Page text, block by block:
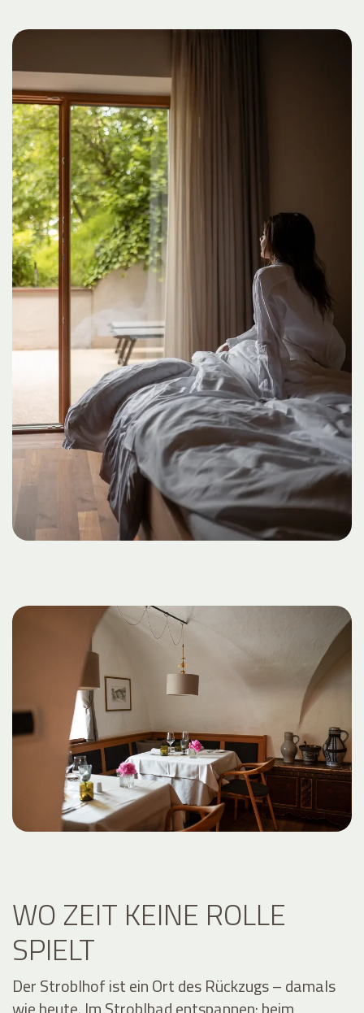
WO ZEIT KEINE ROLLE
SPIELT
Der Stroblhof ist ein Ort des Rückzugs – damals